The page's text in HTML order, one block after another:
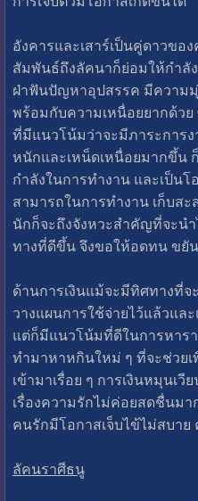
อังคารและเสาร์เป็นคู่ดาวขอ
สัมพันธ์ถึงลัคนาก็ย่อมให้กำลั
ฝ่าฟันปัญหาอุปสรรค มีความ
พร้อมกับความเหนื่อยยากด้ว
ที่มีแนวโน้มว่าจะมีภาระการ
หนักและเหน็ดเหนื่อยมากขึ้น
กำลังในการทำงาน และเป็น
สามารถในการทำงาน เก็บส
นักก็จะถึงจังหวะสำคัญที่จะน
ทางที่ดีขึ้น จึงขอให้อดทน ขยั
ด้านการเงินแม้จะมีทิศทางที่จ
วางแผนการใช้จ่ายไว้แล้วแล
แต่ก็มีแนวโน้มที่ดีในการหาร
ทำมาหาหกินใหม่ ๆ ที่จะช่วย
เข้ามาเรื่อย ๆ การเงินหมุนเ
เรื่องความรักไม่ค่อยสดชื่นม
คนรักมีโอกาสเจ็บไข้ไม่สบา
ลัคนราศีธนู